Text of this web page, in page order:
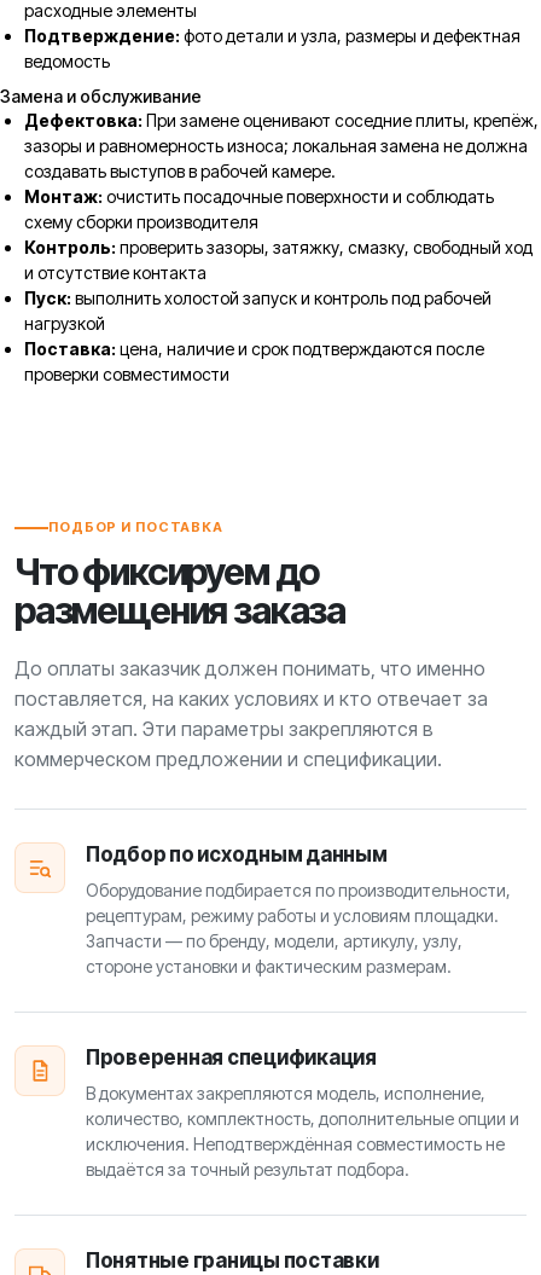
расходные элементы
Подтверждение: фото детали и узла, размеры и дефектная
ведомость
Замена и обслуживание
Дефектовка: При замене оценивают соседние плиты, крепёж,
зазоры и равномерность износа; локальная замена не должна
создавать выступов в рабочей камере.
Монтаж: очистить посадочные поверхности и соблюдать
схему сборки производителя
Контроль: проверить зазоры, затяжку, смазку, свободный ход
и отсутствие контакта
Пуск: выполнить холостой запуск и контроль под рабочей
нагрузкой
Поставка: цена, наличие и срок подтверждаются после
проверки совместимости
ПОДБОР И ПОСТАВКА
Что фиксируем до
размещения заказа
До оплаты заказчик должен понимать, что именно
поставляется, на каких условиях и кто отвечает за
каждый этап. Эти параметры закрепляются в
коммерческом предложении и спецификации.
Подбор по исходным данным
Оборудование подбирается по производительности,
рецептурам, режиму работы и условиям площадки.
Запчасти — по бренду, модели, артикулу, узлу,
стороне установки и фактическим размерам.
Проверенная спецификация
В документах закрепляются модель, исполнение,
количество, комплектность, дополнительные опции и
исключения. Неподтверждённая совместимость не
выдаётся за точный результат подбора.
Понятные границы поставки